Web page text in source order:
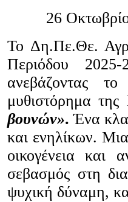
26
Το Δη.Πε.Θε.
Περιόδου
ανεβάζοντας
μυθιστόρημα της
βουνών». Ένα
και ενηλίκων.
οικογένεια και
σεβασμός στη
ψυχική δύναμη,